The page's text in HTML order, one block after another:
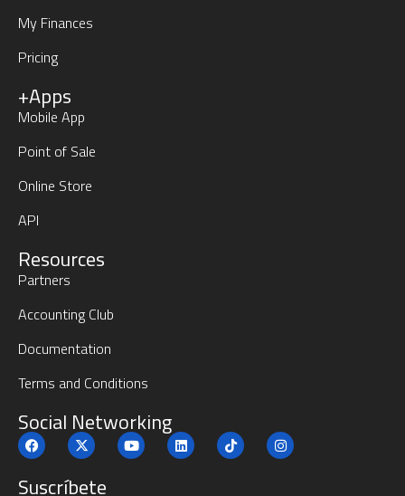
My Finances
Pricing
+Apps
Mobile App
Point of Sale
Online Store
API
Resources
Partners
Accounting Club
Documentation
Terms and Conditions
Social Networking
Suscríbete